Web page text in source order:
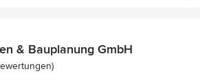
& Bauplanung GmbH
5 von 5 Sternen